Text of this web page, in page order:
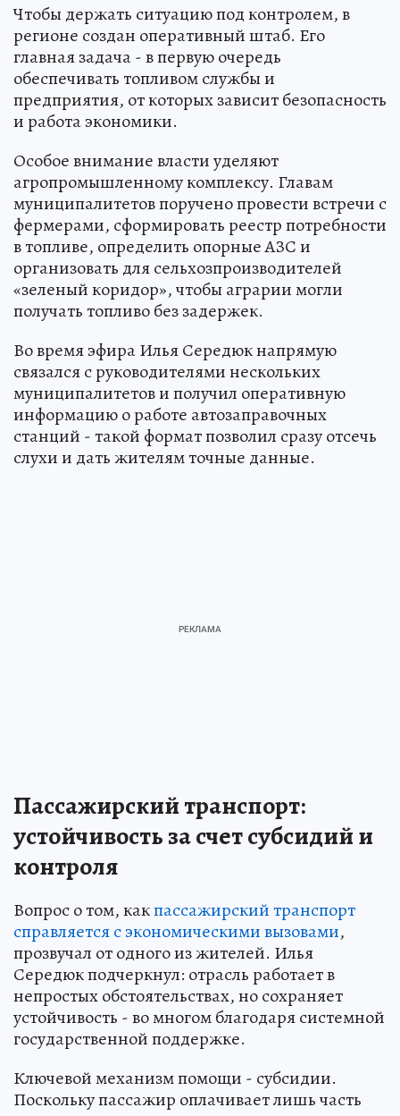
Чтобы держать ситуацию под контролем, в
регионе создан оперативный штаб. Его
главная задача - в первую очередь
обеспечивать топливом службы и
предприятия, от которых зависит безопасность
и работа экономики.
Особое внимание власти уделяют
агропромышленному комплексу. Главам
муниципалитетов поручено провести встречи с
фермерами, сформировать реестр потребности
в топливе, определить опорные АЗС и
организовать для сельхозпроизводителей
«зеленый коридор», чтобы аграрии могли
получать топливо без задержек.
Во время эфира Илья Середюк напрямую
связался с руководителями нескольких
муниципалитетов и получил оперативную
информацию о работе автозаправочных
станций - такой формат позволил сразу отсечь
слухи и дать жителям точные данные.
Пассажирский транспорт:
устойчивость за счет субсидий и
контроля
Вопрос о том, какпассажирский транспорт
справляется с экономическими вызовами,
прозвучал от одного из жителей. Илья
Середюк подчеркнул: отрасль работает в
непростых обстоятельствах, но сохраняет
устойчивость - во многом благодаря системной
государственной поддержке.
Ключевой механизм помощи - субсидии.
Поскольку пассажир оплачивает лишь часть